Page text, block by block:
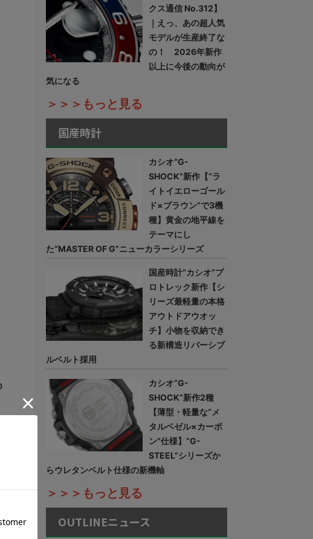
クス通信 No.312】
｜えっ、あの超人気
モデルが生産終了な
の！ 2026年新作
以上に今後の動向が
気になる
＞＞＞もっと見る
国産時計
カシオ“G-
SHOCK”新作【“ラ
イトイエローゴール
ド×ブラウン”で3機
種】黄金の地平線を
テーマにし
た“MASTER OF G”ニューカラーシリーズ
国産時計“カシオ”プ
ロトレック新作【シ
リーズ最軽量の本格
アウトドアウオッ
チ】小物を収納でき
る新構造リバーシブ
ルベルト採用
カシオ“G-
SHOCK”新作2種
【薄型・軽量な“メ
タルベゼル×カーボ
ン”仕様】“G-
STEEL”シリーズか
らウレタンベルト仕様の新機軸
＞＞＞もっと見る
OUTLINEニュース